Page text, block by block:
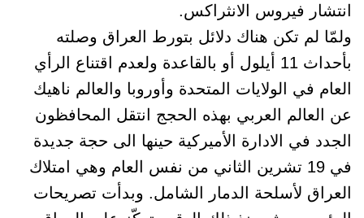
انتشار فيروس الانثراكس.
ولمّا لم تكن هناك دلائل بتورط العراق وصلته
بأحداث 11 أيلول أو بالقاعدة ولعدم اقتناع الرأي
العام في الولايات المتحدة وأوروبا والعالم ناهيك
عن العالم العربي بهذه الحجج انتقل المحافظون
الجدد في الادارة الأميركية حينها الى حجة جديدة
في 19 تشرين الثاني من نفس العام وهي امتلاك
العراق لأسلحة الدمار الشامل. وبدأت تصريحات